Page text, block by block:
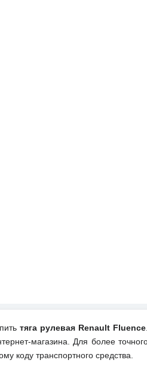
тяга рулевая Renault Fluence
магазина. Для более
коду транспортного средства.